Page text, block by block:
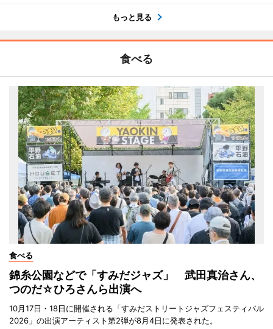
もっと見る
食べる
食べる
錦糸公園などで「すみだジャズ」 武田真治さん、
つのだ☆ひろさんら出演へ
10月17日・18日に開催される「すみだストリートジャズフェスティバル
2026」の出演アーティスト第2弾が8月4日に発表された。